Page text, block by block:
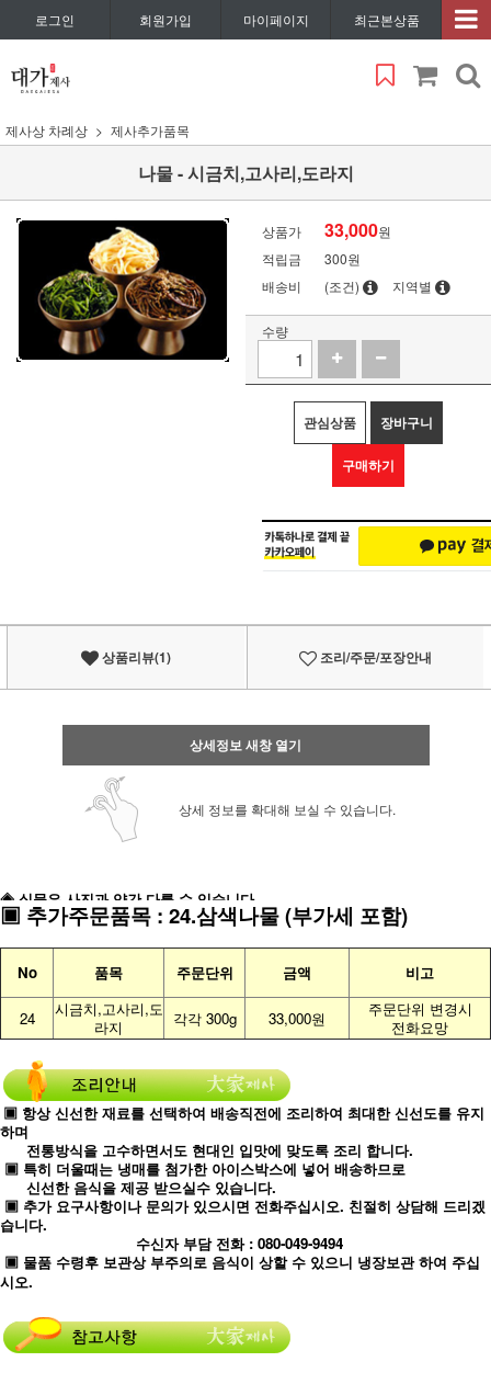
로그인 회원가입 마이페이지 최근본상품
제사상 차례상 제사추가품목
나물 - 시금치,고사리,도라지
상품가 33,000원
적립금
300원
배송비
(조건) 지역별
수량
관심상품 장바구니
구매하기
상품리뷰(1) 조리/주문/포장안내
상세정보 새창 열기
상세 정보를 확대해 보실 수 있습니다.
◈ 실물은 사진과 약간 다를 수 있습니다
▣ 추가주문품목 : 24.삼색나물(부가세 포함)
No 품목 주문단위 금액 비고
24
시금치,고사리,도
라지
각각 300g 33,000원
주문단위 변경시
전화요망
▣ 항상 신선한 재료를 선택하여 배송직전에 조리하여 최대한 신선도를 유지
하며
전통방식을 고수하면서도 현대인 입맛에 맞도록 조리 합니다.
▣ 특히 더울때는 냉매를 첨가한 아이스박스에 넣어 배송하므로
신선한 음식을 제공 받으실수 있습니다.
▣ 추가 요구사항이나 문의가 있으시면 전화주십시오. 친절히 상담해 드리겠
습니다.
수신자 부담 전화 : 080-049-9494
▣ 물품 수령후 보관상 부주의로 음식이 상할 수 있으니 냉장보관 하여 주십
시오.